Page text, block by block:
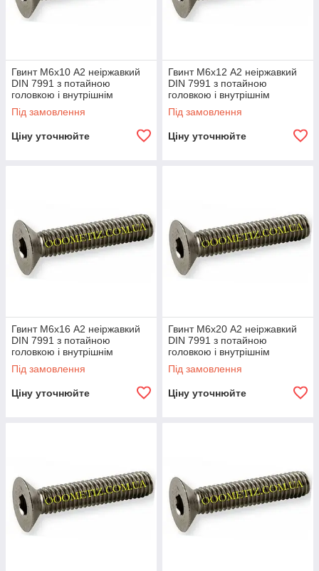
Гвинт М6х10 А2 неіржавкий
DIN 7991 з потайною
головкою і внутрішнім
шестигранником
Під замовлення
Ціну уточнюйте
Гвинт М6х12 А2 неіржавкий
DIN 7991 з потайною
головкою і внутрішнім
шестигранником
Під замовлення
Ціну уточнюйте
Гвинт М6х16 А2 неіржавкий
DIN 7991 з потайною
головкою і внутрішнім
шестигранником
Під замовлення
Ціну уточнюйте
Гвинт М6х20 А2 неіржавкий
DIN 7991 з потайною
головкою і внутрішнім
шестигранником
Під замовлення
Ціну уточнюйте